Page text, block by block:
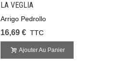
LA VEGLIA
Arrigo Pedrollo
16,69 € TTC
Ajouter Au Panier